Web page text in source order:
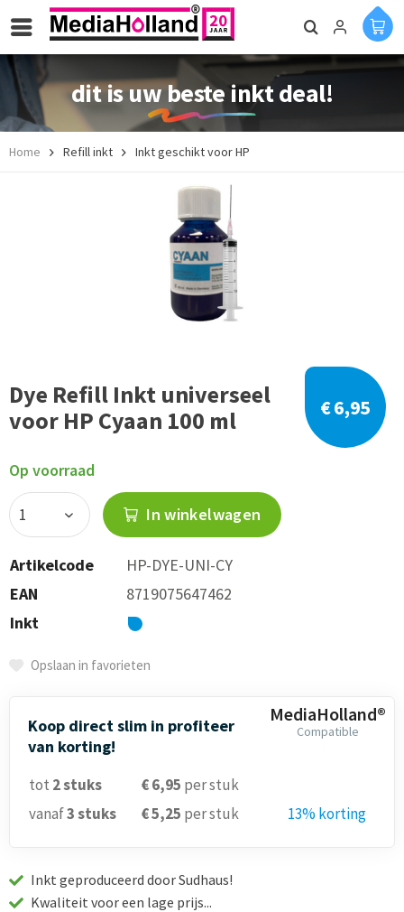
dit is uw beste inkt deal!
Home Refill inkt Inkt geschikt voor HP
Dye Refill Inkt universeel
voor HP Cyaan 100 ml
€ 6,95
Op voorraad
In winkelwagen
Artikelcode
HP-DYE-UNI-CY
EAN
8719075647462
Inkt
Opslaan in favorieten
MediaHolland®
Compatible
Koop direct slim in profiteer
van korting!
tot 2stuks € 6,95 per stuk
vanaf3stuks € 5,25 per stuk 13% korting
Inkt geproduceerd door Sudhaus!
Kwaliteit voor een lage prijs...